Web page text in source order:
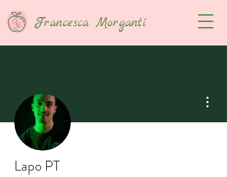
Francesca Morganti
Lapo PT